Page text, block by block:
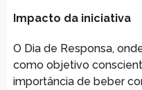
Impacto da iniciativa
O Dia de Responsa,
como objetivo
importância de beber